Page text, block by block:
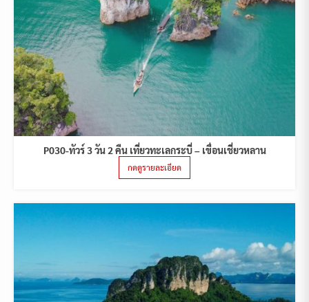
P030-ทัวร์ 3 วัน 2 คืน เที่ยวทะเลกระบี่ – เขื่อนเชี่ยวหลาน
กดดูรายละเอียด